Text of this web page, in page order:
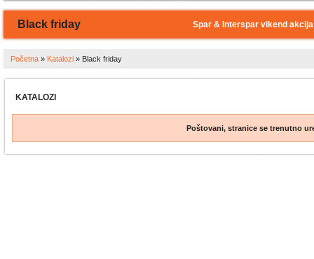
Black friday Spar & Interspar vikend akcija
Početna » Katalozi » Black friday
KATALOZI
Poštovani, stranice se trenutno